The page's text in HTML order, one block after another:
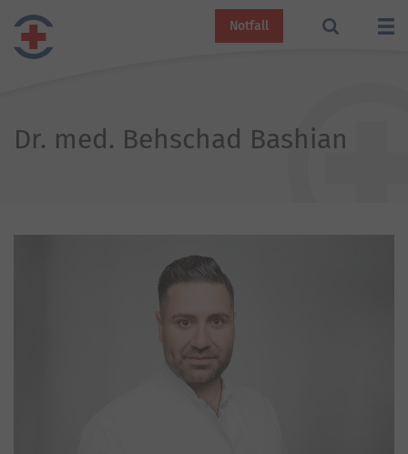
Notfall
Dr. med. Behschad Bashian